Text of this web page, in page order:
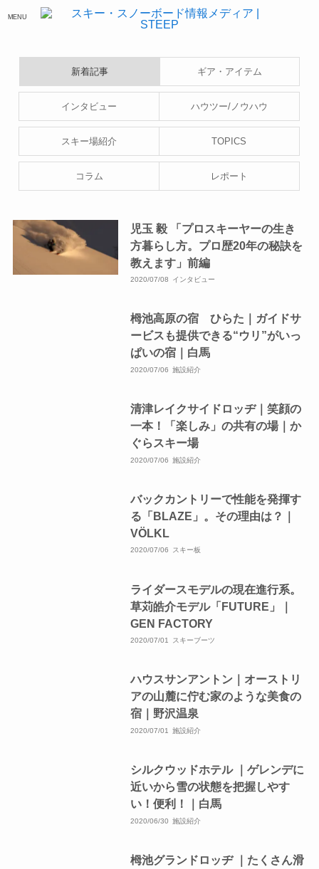
MENU
新着記事 ギア・アイテム
インタビュー ハウツー/ノウハウ
スキー場紹介 TOPICS
コラム レポート
児玉 毅 「プロスキーヤーの生き
方暮らし方。プロ歴20年の秘訣を
教えます」前編
2020/07/08 インタビュー
栂池高原の宿 ひらた｜ガイドサ
ービスも提供できる“ウリ”がいっ
ぱいの宿｜白馬
2020/07/06 施設紹介
清津レイクサイドロッヂ｜笑顔の
一本！「楽しみ」の共有の場｜か
ぐらスキー場
2020/07/06 施設紹介
バックカントリーで性能を発揮す
る「BLAZE」。その理由は？｜
VÖLKL
2020/07/06 スキー板
ライダースモデルの現在進行系。
草苅皓介モデル「FUTURE」｜
GEN FACTORY
2020/07/01 スキーブーツ
ハウスサンアントン｜オーストリ
アの山麓に佇む家のような美食の
宿｜野沢温泉
2020/07/01 施設紹介
シルクウッドホテル ｜ゲレンデに
近いから雪の状態を把握しやす
い！便利！｜白馬
2020/06/30 施設紹介
栂池グランドロッヂ ｜たくさん滑